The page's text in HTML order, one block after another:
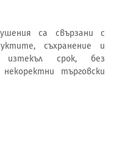
са свързани с
съхранение и
срок, без
търговски